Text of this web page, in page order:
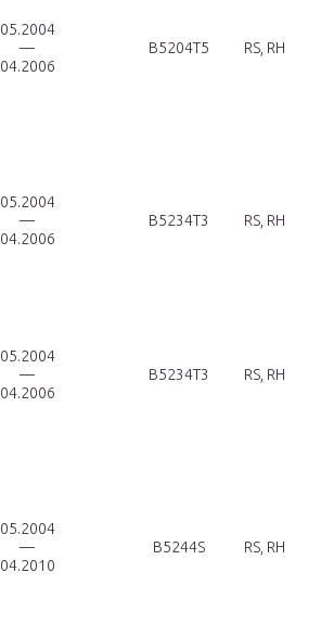
05.2004
—
04.2006
B5204T5 RS, RH
05.2004
—
04.2006
B5234T3 RS, RH
05.2004
—
04.2006
B5234T3 RS, RH
05.2004
—
04.2010
B5244S RS, RH